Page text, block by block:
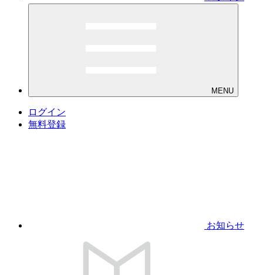
MENU
ログイン
無料登録
お知らせ